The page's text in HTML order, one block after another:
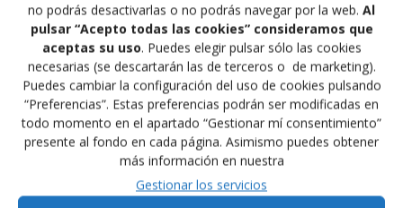
no podrás desactivarlas o no podrás navegar por la web. Al
pulsar “Acepto todas las cookies” consideramos que
aceptas su uso. Puedes elegir pulsar sólo las cookies
necesarias (se descartarán las de terceros o de marketing).
Puedes cambiar la configuración del uso de cookies pulsando
“Preferencias”. Estas preferencias podrán ser modificadas en
todo momento en el apartado “Gestionar mí consentimiento”
presente al fondo en cada página. Asimismo puedes obtener
más información en nuestra
Gestionar los servicios
El Entrenador Nacional de Luchas Olímpicas y
presidente del Club Gladiador perteneciente a la
Federación Madrileña de Lucha, Mehmed Kodakov,
aparece en el numero 259 de la revista Cinturón Negro
con el que grabó un video de técnicas de Lucha, con el
titulo Lucha Olímpica, El Grappling profesional.